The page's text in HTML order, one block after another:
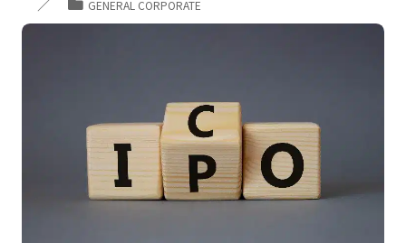
GENERAL CORPORATE